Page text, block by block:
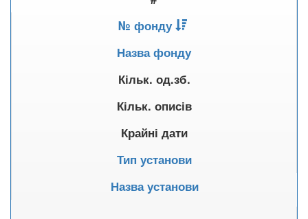
№ фонду
Назва фонду
Кільк. од.зб.
Кільк. описів
Крайні дати
Тип установи
Назва установи